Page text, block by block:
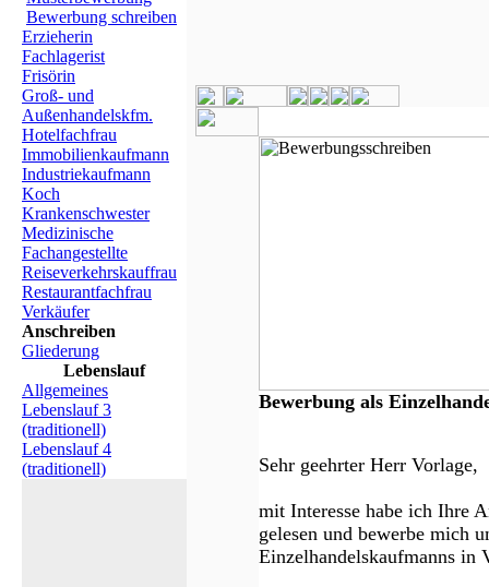
Bewerbung schreiben
Erzieherin
Fachlagerist
Frisörin
Groß- und
Außenhandelskfm.
Hotelfachfrau
Immobilienkaufmann
Industriekaufmann
Koch
Krankenschwester
Medizinische
Fachangestellte
Reiseverkehrskauffrau
Restaurantfachfrau
Verkäufer
Anschreiben
Gliederung
Lebenslauf
Allgemeines
Lebenslauf 3
(traditionell)
Lebenslauf 4
(traditionell)
Bewerbung als
Sehr geehrter Herr Vorlage,
mit Interesse habe ich Ihre
gelesen und bewerbe mich
Einzelhandelskaufmanns in